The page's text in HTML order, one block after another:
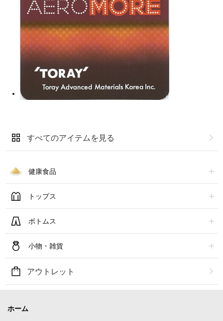
すべてのアイテムを見る
健康食品
トップス
ボトムス
小物・雑貨
アウトレット
ホーム